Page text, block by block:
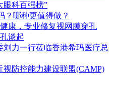
眼科百强榜”
？哪种更值得做？
康，专业修复视网膜穿孔
谈起
力一行莅临香港希玛医疗总
视防控能力建设联盟(CAMP)